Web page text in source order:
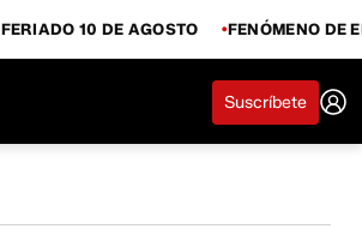
FERIADO 10 DE AGOSTO FENÓMENO DE
Suscríbete